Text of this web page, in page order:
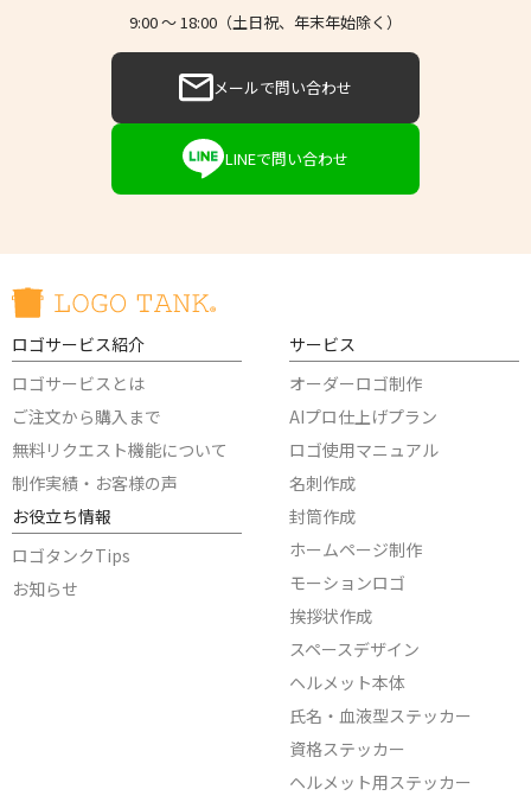
9:00 〜 18:00（土日祝、年末年始除く）
メールで問い合わせ
LINEで問い合わせ
ロゴサービス紹介
ロゴサービスとは
ご注文から購入まで
無料リクエスト機能について
制作実績・お客様の声
お役立ち情報
ロゴタンクTips
お知らせ
サービス
オーダーロゴ制作
AIプロ仕上げプラン
ロゴ使用マニュアル
名刺作成
封筒作成
ホームページ制作
モーションロゴ
挨拶状作成
スペースデザイン
ヘルメット本体
氏名・血液型ステッカー
資格ステッカー
ヘルメット用ステッカー